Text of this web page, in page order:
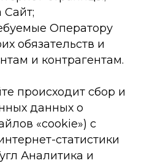
Сайт;
Оператору
обязательств и
и контрагентам.
происходит сбор и
данных о
«cookie») с
статистики
Аналитика и